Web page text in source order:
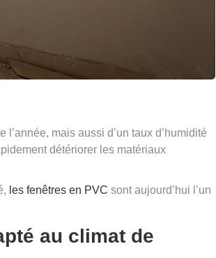
mais aussi d’un taux d’humidité
détériorer les matériaux
les fenêtres en PVC sont aujourd’hui l’un
au climat de